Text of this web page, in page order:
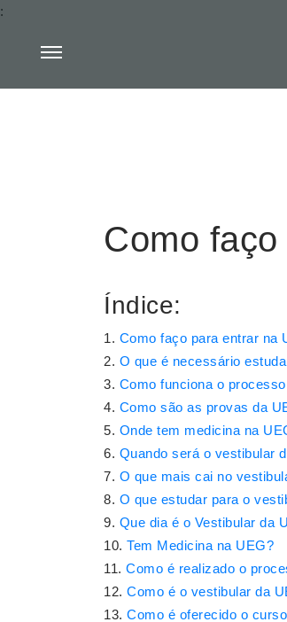
:
Como
Índice:
Como faço para entrar na
O que é necessário
Como funciona o
Como são as provas da
Onde tem medicina na
Quando será o vestibular
O que mais cai no
O que estudar para o
Que dia é o Vestibular da
Tem Medicina na UEG?
Como é realizado o
Como é o vestibular da
Como é oferecido o